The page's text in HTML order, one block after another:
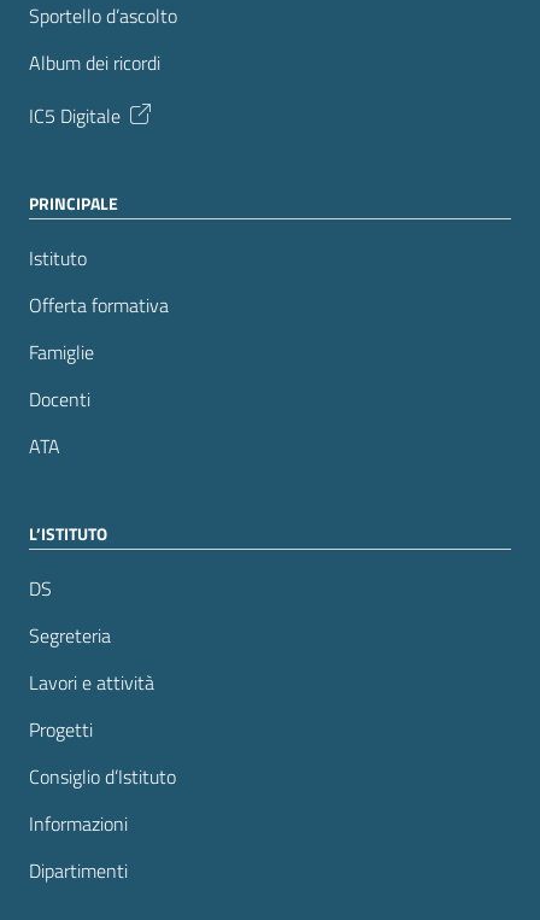
Sportello d’ascolto
Album dei ricordi
IC5 Digitale
PRINCIPALE
Istituto
Offerta formativa
Famiglie
Docenti
ATA
L’ISTITUTO
DS
Segreteria
Lavori e attività
Progetti
Consiglio d’Istituto
Informazioni
Dipartimenti